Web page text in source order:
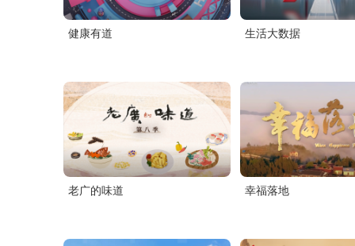
健康有道 生活大数据
老广的味道 幸福落地